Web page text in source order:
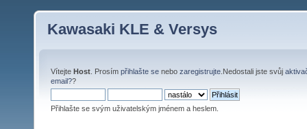
Kawasaki KLE & Versys
Vítejte Host . Prosím přihlašte se nebo zaregistrujte .Nedostali jste svůj
email??
Přihlašte se svým uživatelským jménem a heslem.